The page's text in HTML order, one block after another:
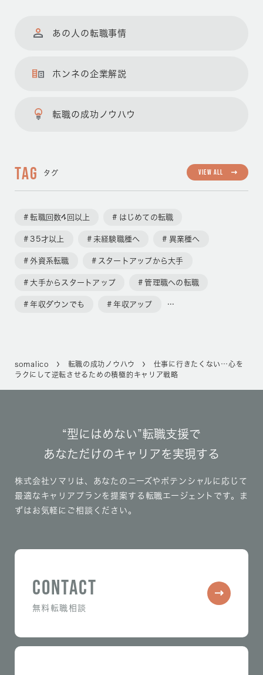
あの人の転職事情
ホンネの企業解説
転職の成功ノウハウ
TAG タグ VIEW ALL
転職回数4回以上 はじめての転職
35才以上 未経験職種へ 異業種へ
外資系転職 スタートアップから大手
大手からスタートアップ 管理職への転職
年収ダウンでも 年収アップ
somalico 転職の成功ノウハウ
仕事に行きたくない…心を
ラクにして逆転させるための積極的キャリア戦略
“型にはめない”転職支援で
あなただけのキャリアを実現する
株式会社ソマリは、あなたのニーズやポテンシャルに応じて
最適なキャリアプランを提案する転職エージェントです。
ま
ずはお気軽にご相談ください。
CONTACT
無料転職相談